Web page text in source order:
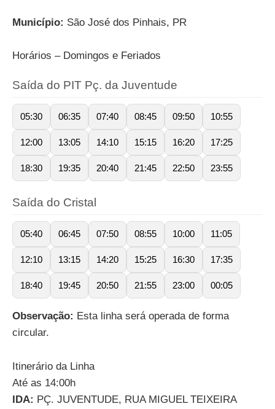
Município: São José dos Pinhais, PR
Horários – Domingos e Feriados
Saída do PIT Pç. da Juventude
05:30 06:35 07:40 08:45 09:50 10:55
12:00 13:05 14:10 15:15 16:20 17:25
18:30 19:35 20:40 21:45 22:50 23:55
Saída do Cristal
05:40 06:45 07:50 08:55 10:00 11:05
12:10 13:15 14:20 15:25 16:30 17:35
18:40 19:45 20:50 21:55 23:00 00:05
Observação: Esta linha será operada de forma
circular.
Itinerário da Linha
Até as 14:00h
IDA: PÇ. JUVENTUDE, RUA MIGUEL TEIXEIRA